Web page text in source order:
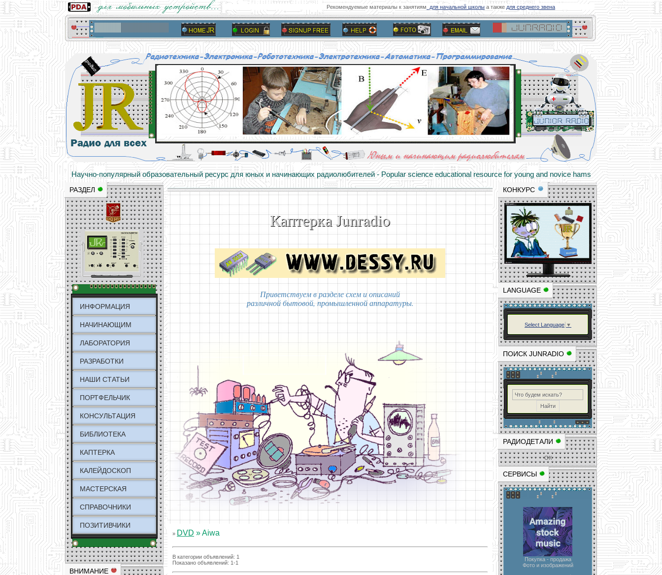
Рекомендуемые материалы к занятиямдля начальной школыа такжедля среднего звена
Научно-популярный образовательный ресурс для юных и начинающих радиолюбителей - Popular science educational resource for young and novice hams
Основы электричества, учебные материалы и опыт профессионалов - Basics of electricity, educational materials and professional experience
РАЗДЕЛ
ИНФОРМАЦИЯ
НАЧИНАЮЩИМ
ЛАБОРАТОРИЯ
РАЗРАБОТКИ
НАШИ СТАТЬИ
ПОРТФЕЛЬЧИК
КОНСУЛЬТАЦИЯ
БИБЛИОТЕКА
КАПТЕРКА
КАЛЕЙДОСКОП
МАСТЕРСКАЯ
СПРАВОЧНИКИ
ПОЗИТИВЧИКИ
ВНИМАНИЕ
КОНКУРС
LANGUAGE
Select Language ▼
ПОИСК JUNRADIO
РАДИОДЕТАЛИ
ОК
СЕРВИСЫ
Покупка - продажа
Фото и изображений
Каптерка Junradio
Приветствуем в разделе схем и описаний
различной бытовой, промышленной аппаратуры.
» DVD » Aiwa
В категории объявлений: 1
Показано объявлений: 1-1